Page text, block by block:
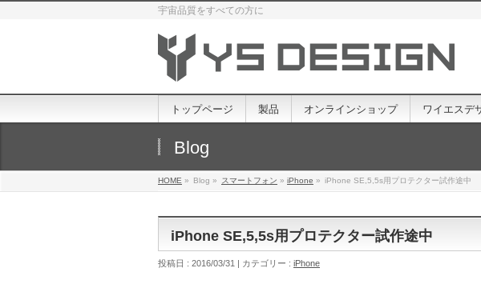
宇宙品質をすべての方に
トップページ 製品 オンラインショップ ワイエスデ
Blog
HOME » Blog » スマートフォン » iPhone » iPhone SE,5,5s用プロテクター試作途中
iPhone SE,5,5s用プロテクター試作途中
投稿日 : 2016/03/31 | カテゴリー : iPhone